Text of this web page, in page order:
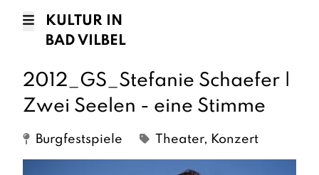
KULTUR IN
BAD VILBEL
2012_GS_Stefanie Schaefer |
Zwei Seelen - eine Stimme
Burgfestspiele Theater, Konzert